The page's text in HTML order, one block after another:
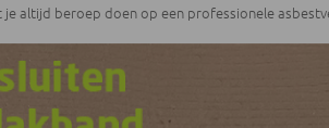
altijd beroep doen op een professionele